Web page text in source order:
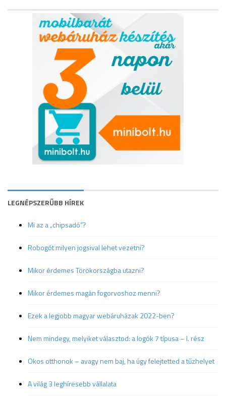
LEGNÉPSZERŰBB HÍREK
Mi az a „chipsadó”?
Robogót milyen jogsival lehet vezetni?
Mikor érdemes Törökországba utazni?
Mikor érdemes magán fogorvoshoz menni?
Ezek a legjobb magyar webáruházak 2022-ben?
Nem mindegy, melyiket választod: a logók 7 típusa – I. rész
Okos otthonok – avagy nem baj, ha úgy felejtetted a tűzhelyet
A világ 3 leghíresebb vállalata